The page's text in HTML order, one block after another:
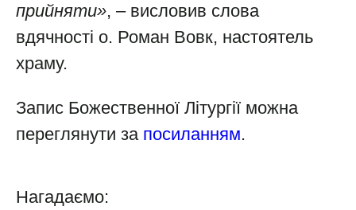
прийняти», – висловив слова
вдячності о. Роман Вовк, настоятель
храму.
Запис Божественної Літургії можна
переглянути за посиланням.
Нагадаємо: